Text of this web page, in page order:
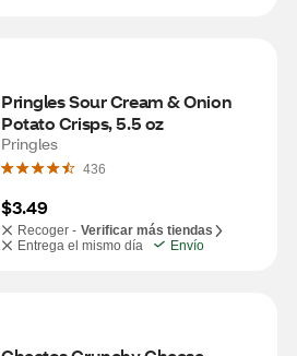
Pringles Sour Cream & Onion
Potato Crisps, 5.5 oz
Pringles
436
$3.49
Recoger - Verificar más tiendas
Entrega el mismo día
Envío